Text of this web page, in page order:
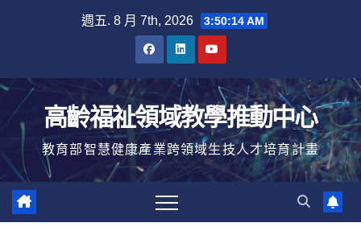
週五. 8 月 7th, 2026 3:50:15 AM
高齡福祉領域教學推動中心
教育部智慧健康產業跨領域生技人才培育計畫